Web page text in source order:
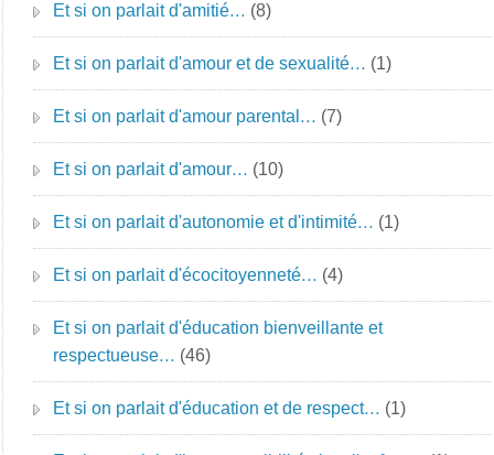
Et si on parlait d'amitié… (8)
Et si on parlait d'amour et de sexualité… (1)
Et si on parlait d'amour parental… (7)
Et si on parlait d'amour… (10)
Et si on parlait d'autonomie et d'intimité… (1)
Et si on parlait d'écocitoyenneté… (4)
Et si on parlait d'éducation bienveillante et
respectueuse… (46)
Et si on parlait d'éducation et de respect… (1)